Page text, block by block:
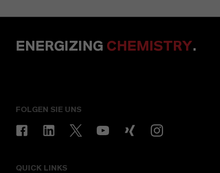
ENERGIZING CHEMISTRY.
FOLGEN SIE UNS
QUICK LINKS